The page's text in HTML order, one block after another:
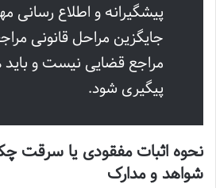
پیشگیرانه و اطلاع رسانی
جایگزین مراحل قانونی
مراجع قضایی نیست و باید
پیگیری شود.
نحوه اثبات مفقودی یا سرقت
شواهد و مدارک